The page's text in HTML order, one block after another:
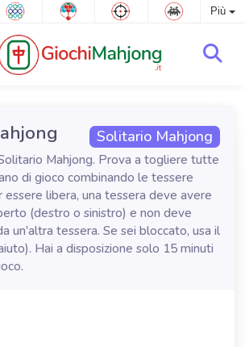
Più
Solitario Mahjong
Mahjong. Prova a togliere tutte
di gioco combinando le tessere
essere libera, una tessera deve avere
(destro o sinistro) e non deve
un'altra tessera. Se sei bloccato, usa il
Hai a disposizione solo 15 minuti